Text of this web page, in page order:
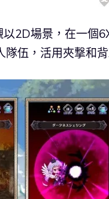
2D場景，在一個
伍，活用夾撃和